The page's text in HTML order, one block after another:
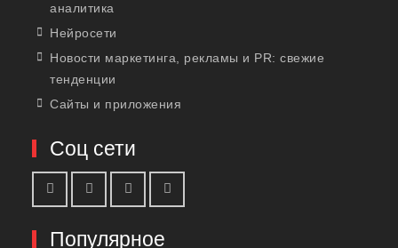
аналитика
Нейросети
Новости маркетинга, рекламы и PR: свежие
тенденции
Сайты и приложения
Соц сети
Популярное